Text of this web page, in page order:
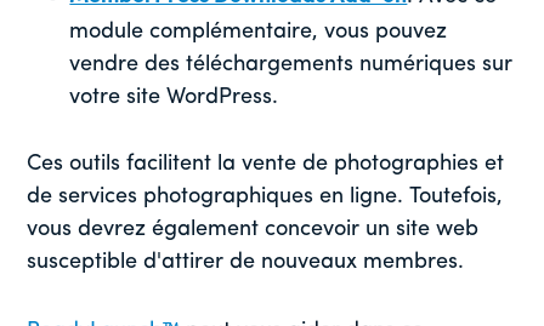
module complémentaire, vous pouvez
vendre des téléchargements numériques sur
votre site WordPress.
Ces outils facilitent la vente de photographies et
de services photographiques en ligne. Toutefois,
vous devrez également concevoir un site web
susceptible d'attirer de nouveaux membres.